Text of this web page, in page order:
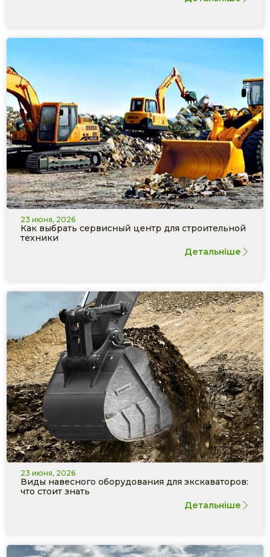
23 июня, 2026
Как выбрать сервисный центр для строительной
техники
Детальніше
23 июня, 2026
Виды навесного оборудования для экскаваторов:
что стоит знать
Детальніше